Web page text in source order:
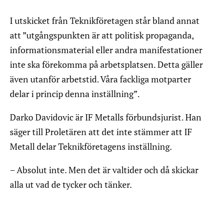
I utskicket från Teknikföretagen står bland annat
att ”utgångspunkten är att politisk propaganda,
informationsmaterial eller andra manifestationer
inte ska förekomma på arbetsplatsen. Detta gäller
även utanför arbetstid. Våra fackliga motparter
delar i princip denna inställning”.
Darko Davidovic är IF Metalls förbundsjurist. Han
säger till Proletären att det inte stämmer att IF
Metall delar Teknikföretagens inställning.
– Absolut inte. Men det är valtider och då skickar
alla ut vad de tycker och tänker.